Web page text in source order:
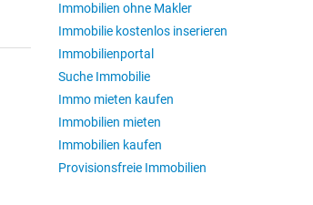
Immobilien ohne Makler
Immobilie kostenlos inserieren
Immobilienportal
Suche Immobilie
Immo mieten kaufen
Immobilien mieten
Immobilien kaufen
Provisionsfreie Immobilien